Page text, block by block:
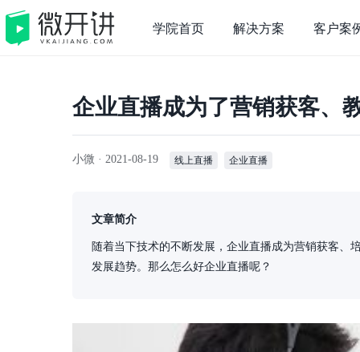
学院首页 解决方案 客户案
企业直播成为了营销获客、
小微 · 2021-08-19 线上直播 企业直播
文章简介
随着当下技术的不断发展，企业直播成为营销获客、
发展趋势。那么怎么好企业直播呢？